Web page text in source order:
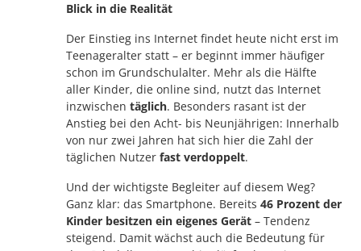
Blick in die Realität
Der Einstieg ins Internet findet heute nicht erst im
Teenageralter statt – er beginnt immer häufiger
schon im Grundschulalter. Mehr als die Hälfte
aller Kinder, die online sind, nutzt das Internet
inzwischentäglich. Besonders rasant ist der
Anstieg bei den Acht- bis Neunjährigen: Innerhalb
von nur zwei Jahren hat sich hier die Zahl der
täglichen Nutzerfast verdoppelt.
Und der wichtigste Begleiter auf diesem Weg?
Ganz klar: das Smartphone. Bereits46 Prozent der
Kinder besitzen ein eigenes Gerät – Tendenz
steigend. Damit wächst auch die Bedeutung für